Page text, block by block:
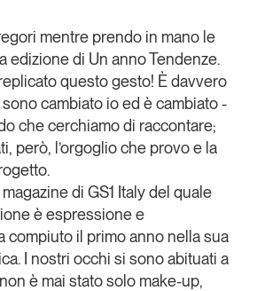
Newsletter
Linkedin
Copia Link
mentre prendo in mano le
edizione di Un anno Tendenze.
questo gesto! È davvero
cambiato io ed è cambiato -
che cerchiamo di raccontare;
però, l’orgoglio che provo e la
di GS1 Italy del quale
è espressione e
compiuto il primo anno nella sua
I nostri occhi si sono abituati a
è mai stato solo make-up,